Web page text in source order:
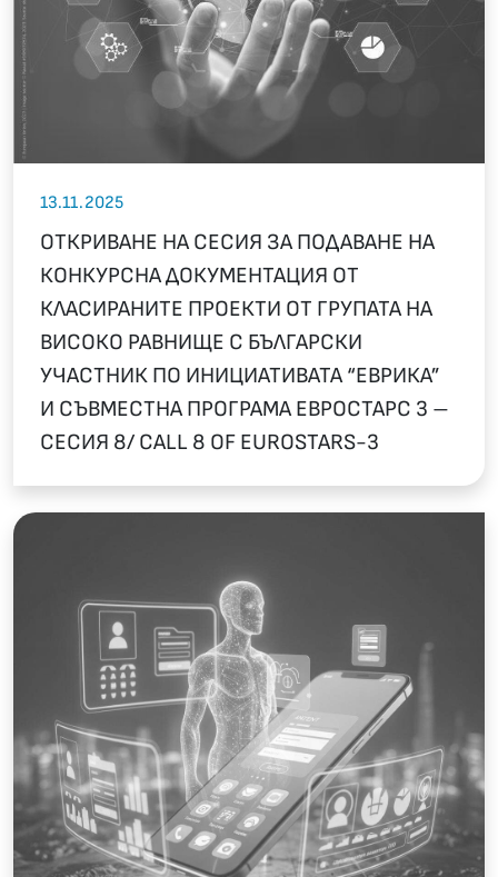
13.11.2025
ОТКРИВАНЕ НА СЕСИЯ ЗА ПОДАВАНЕ НА
КОНКУРСНА ДОКУМЕНТАЦИЯ ОТ
КЛАСИРАНИТЕ ПРОЕКТИ ОТ ГРУПАТА НА
ВИСОКО РАВНИЩЕ С БЪЛГАРСКИ
УЧАСТНИК ПО ИНИЦИАТИВАТА “ЕВРИКА”
И СЪВМЕСТНА ПРОГРАМА ЕВРОСТАРС 3 –
СЕСИЯ 8/ CALL 8 OF EUROSTARS-3